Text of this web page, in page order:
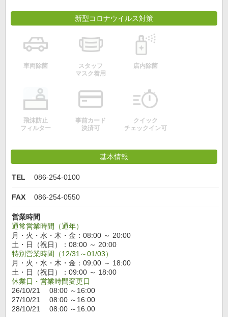
新型コロナウイルス対策
車両除菌
スタッフ
マスク着用
店内除菌
飛沫防止
フィルター
事前カード
決済可
クイック
チェックイン可
基本情報
TEL 086-254-0100
FAX 086-254-0550
営業時間
通常営業時間（通年）
月・火・水・木・金：08:00 ～ 20:00
土・日（祝日）：08:00 ～ 20:00
特別営業時間（12/31～01/03）
月・火・水・木・金：09:00 ～ 18:00
土・日（祝日）：09:00 ～ 18:00
休業日・営業時間変更日
26/10/21 08:00 ～16:00
27/10/21 08:00 ～16:00
28/10/21 08:00 ～16:00